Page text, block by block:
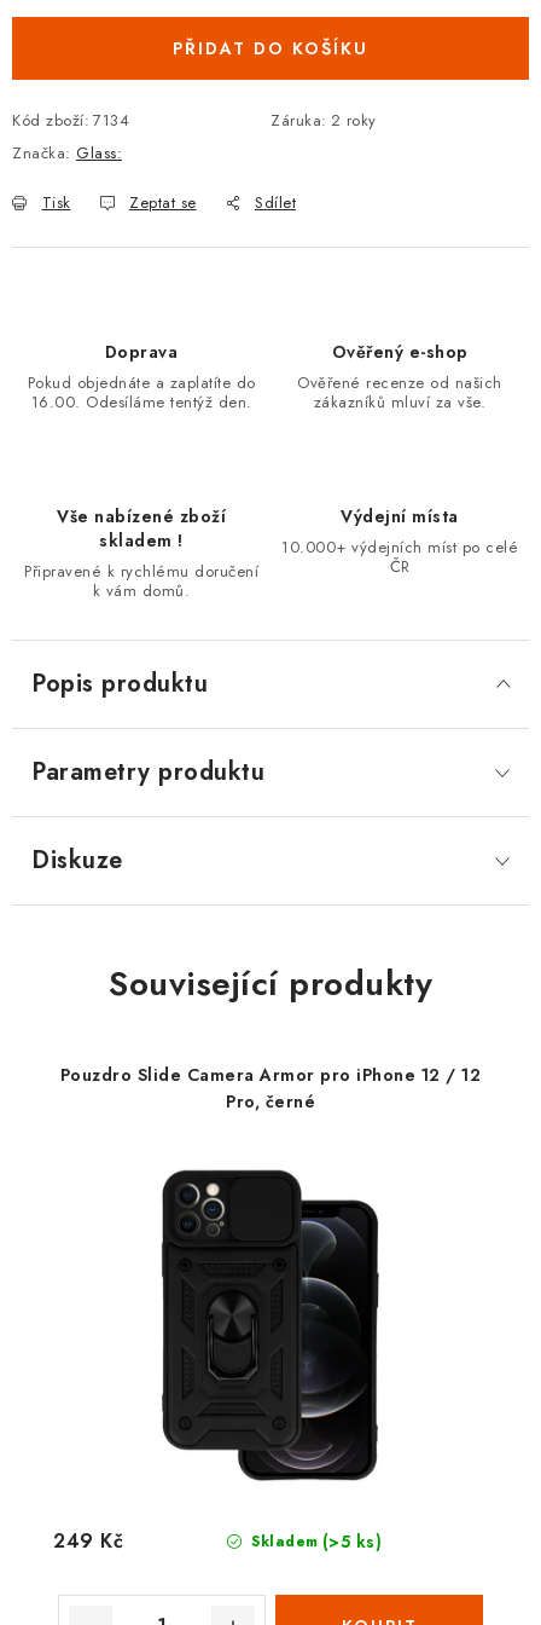
PŘIDAT DO KOŠÍKU
Kód zboží: 7134 Záruka: 2 roky
Značka: Glass:
Tisk Zeptat se Sdílet
Doprava
Pokud objednáte a zaplatíte do
16.00. Odesíláme tentýž den.
Ověřený e-shop
Ověřené recenze od našich
zákazníků mluví za vše.
Vše nabízené zboží
skladem !
Připravené k rychlému doručení
k vám domů.
Výdejní místa
10.000+ výdejních míst po celé
ČR
Popis produktu
Parametry produktu
Diskuze
Související produkty
Pouzdro Slide Camera Armor pro iPhone 12 / 12
Pro, černé
Skladem (>5 ks)
249 Kč